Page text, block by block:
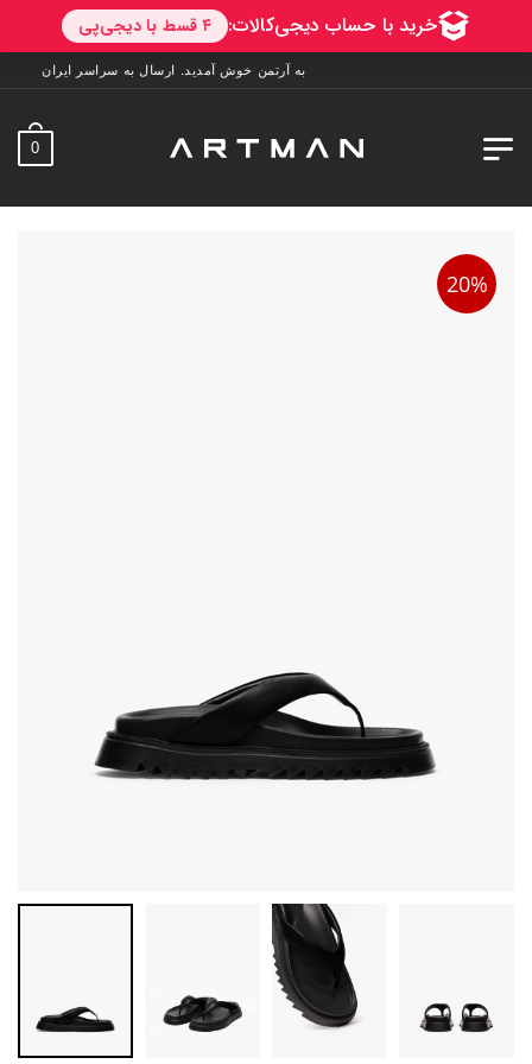
به آرتمن خوش آمدید. ارسال به سراسر ایران. 7 روز فرصت تست در منزل. 1 سال خدمات پس از فروش.
0
20%